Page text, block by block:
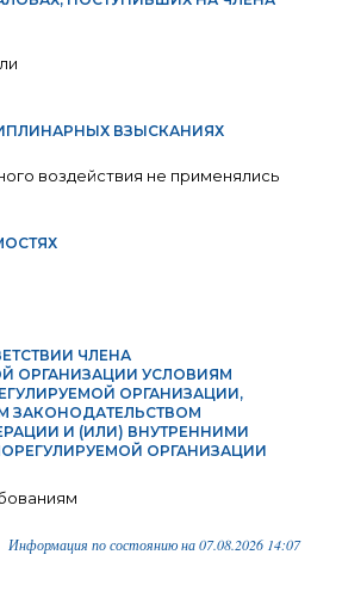
ВЗЫСКАНИЯХ
воздействия не применялись
ЧЛЕНА
ОРГАНИЗАЦИИ УСЛОВИЯМ
ОРГАНИЗАЦИИ,
ЗАКОНОДАТЕЛЬСТВОМ
И (ИЛИ) ВНУТРЕННИМИ
ОРГАНИЗАЦИИ
Информация по состоянию на 07.08.2026 14:07